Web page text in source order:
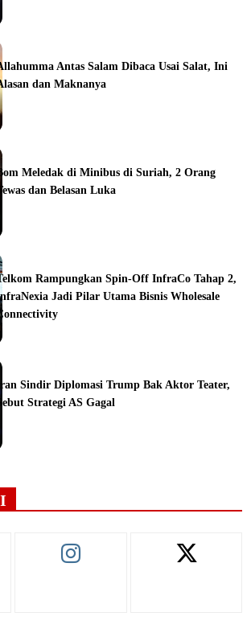
Antas Salam Dibaca Usai Salat, Ini
dan Maknanya
Meledak di Minibus di Suriah, 2 Orang
Tewas dan Belasan Luka
Rampungkan Spin-Off InfraCo Tahap 2,
Jadi Pilar Utama Bisnis Wholesale
Iran Sindir Diplomasi Trump Bak Aktor Teater,
Sebut Strategi AS Gagal